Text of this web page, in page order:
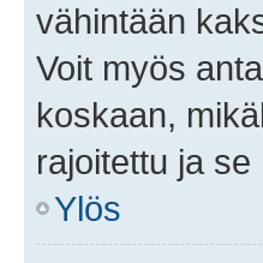
vähintään
Voit myös
koskaan,
rajoitettu ja
Ylös